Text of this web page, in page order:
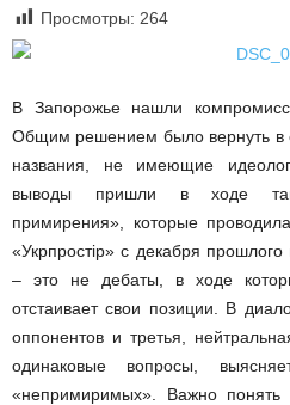
Просмотры: 264
В Запорожье нашли
Общим решением было вернуть в
названия, не имеющие
выводы пришли в ходе так
примирения», которые
«Укрпростір» с декабря
– это не дебаты, в ходе
отстаивает свои позиции. В
оппонентов и третья,
одинаковые вопросы,
«непримиримых». Важно понять